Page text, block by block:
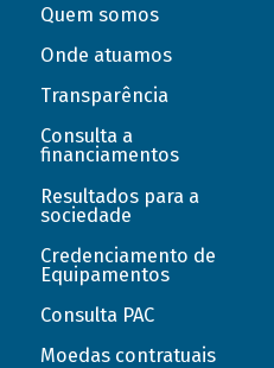
Quem somos
Onde atuamos
Transparência
Consulta a
financiamentos
Resultados para a
sociedade
Credenciamento de
Equipamentos
Consulta PAC
Moedas contratuais